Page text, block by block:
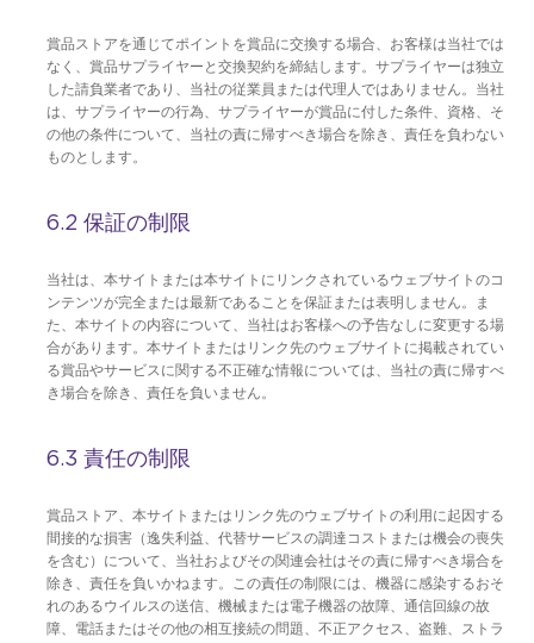
賞品ストアを通じてポイントを賞品に交換する場合、お客様は当社では
なく、賞品サプライヤーと交換契約を締結します。サプライヤーは独立
した請負業者であり、当社の従業員または代理人ではありません。当社
は、サプライヤーの行為、サプライヤーが賞品に付した条件、資格、そ
の他の条件について、当社の責に帰すべき場合を除き、責任を負わない
ものとします。
6.2 保証の制限
当社は、本サイトまたは本サイトにリンクされているウェブサイトのコ
ンテンツが完全または最新であることを保証または表明しません。ま
た、本サイトの内容について、当社はお客様への予告なしに変更する場
合があります。本サイトまたはリンク先のウェブサイトに掲載されてい
る賞品やサービスに関する不正確な情報については、当社の責に帰すべ
き場合を除き、責任を負いません。
6.3 責任の制限
賞品ストア、本サイトまたはリンク先のウェブサイトの利用に起因する
間接的な損害（逸失利益、代替サービスの調達コストまたは機会の喪失
を含む）について、当社およびその関連会社はその責に帰すべき場合を
除き、責任を負いかねます。この責任の制限には、機器に感染するおそ
れのあるウイルスの送信、機械または電子機器の故障、通信回線の故
障、電話またはその他の相互接続の問題、不正アクセス、盗難、ストラ